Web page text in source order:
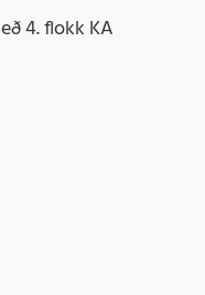
4. flokk KA